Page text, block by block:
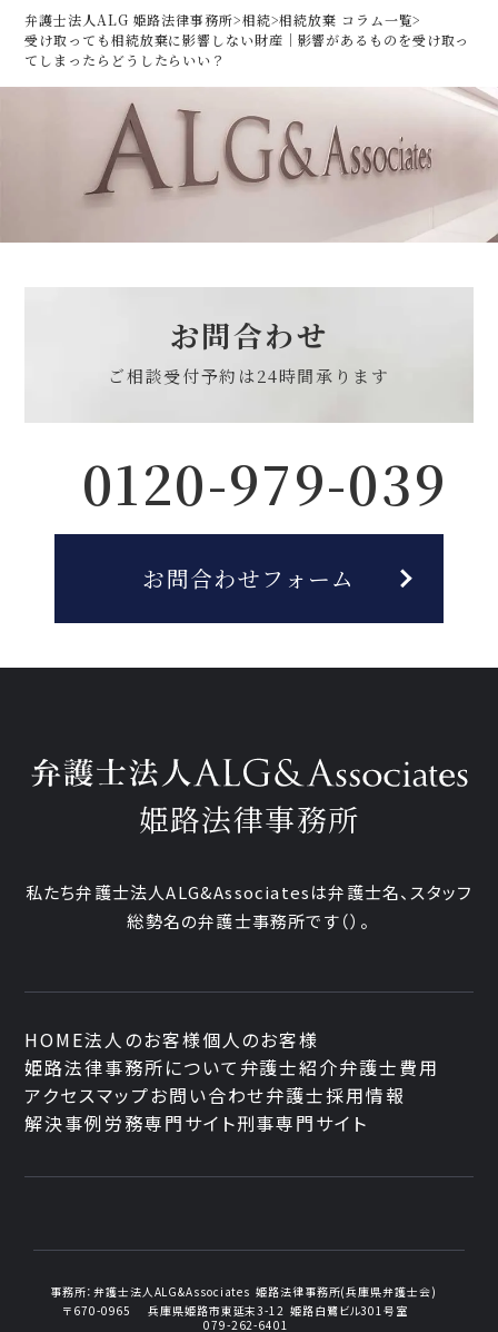
弁護士法人ALG 姫路法律事務所>相続>相続放棄 コラム一覧>
受け取っても相続放棄に影響しない財産｜影響があるものを受け取っ
てしまったらどうしたらいい？
お問合わせ
ご相談受付予約は24時間承ります
0120-979-039
お問合わせフォーム
姫路法律事務所
私たち弁護士法人ALG&Associatesは弁護士名、スタッフ
総勢名の弁護士事務所です（）。
HOME法人のお客様個人のお客様
姫路法律事務所について 弁護士紹介弁護士費用
アクセスマップお問い合わせ弁護士採用情報
解決事例労務専門サイト刑事専門サイト
事務所：弁護士法人ALG&Associates 姫路法律事務所(兵庫県弁護士会)
〒670-0965
兵庫県姫路市東延末3-12 姫路白鷺ビル301号室
079-262-6401